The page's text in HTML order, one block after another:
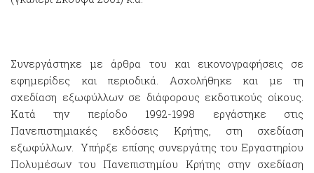
Συνεργάστηκε με άρθρα του και εικονογραφήσεις σε
εφημερίδες και περιοδικά. Ασχολήθηκε και με τη
σχεδίαση εξωφύλλων σε διάφορους εκδοτικούς οίκους.
Κατά την περίοδο 1992-1998 εργάστηκε στις
Πανεπιστημιακές εκδόσεις Κρήτης, στη σχεδίαση
εξωφύλλων. Υπήρξε επίσης συνεργάτης του Εργαστηρίου
Πολυμέσων του Πανεπιστημίου Κρήτης στην σχεδίαση